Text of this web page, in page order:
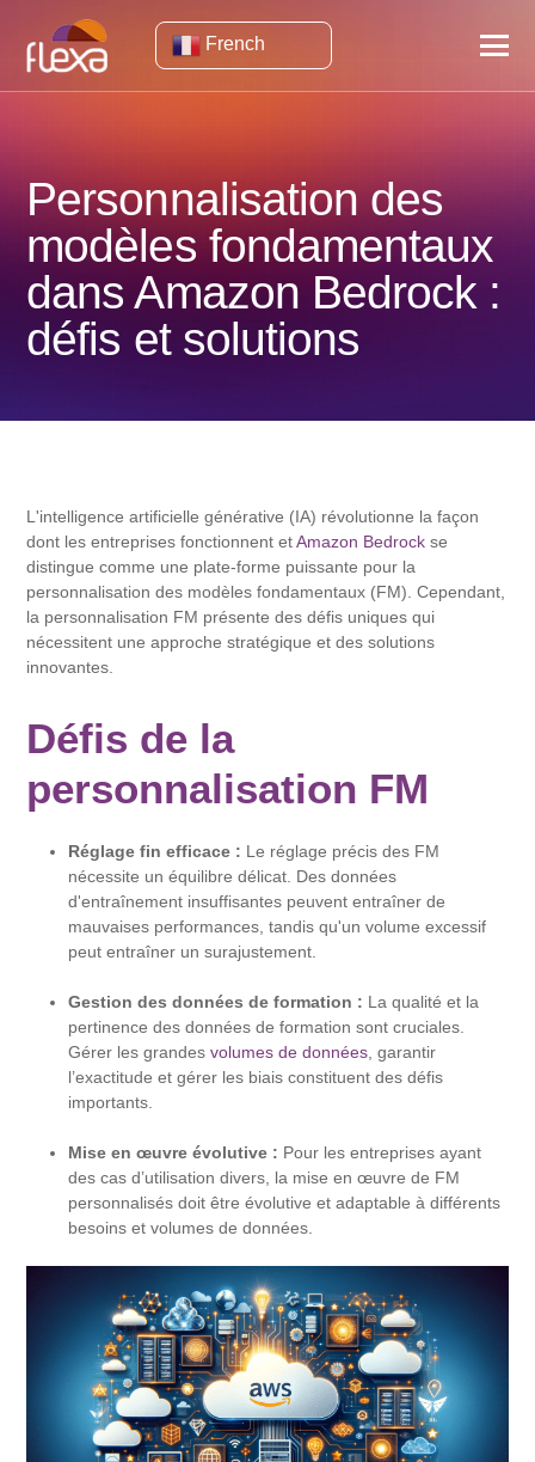
French
Personnalisation des
modèles fondamentaux
dans Amazon Bedrock :
défis et solutions
L'intelligence artificielle générative (IA) révolutionne la façon
dont les entreprises fonctionnent etAmazon Bedrock se
distingue comme une plate-forme puissante pour la
personnalisation des modèles fondamentaux (FM). Cependant,
la personnalisation FM présente des défis uniques qui
nécessitent une approche stratégique et des solutions
innovantes.
Défis de la
personnalisation FM
Réglage fin efficace : Le réglage précis des FM
nécessite un équilibre délicat. Des données
d'entraînement insuffisantes peuvent entraîner de
mauvaises performances, tandis qu'un volume excessif
peut entraîner un surajustement.
Gestion des données de formation : La qualité et la
pertinence des données de formation sont cruciales.
Gérer les grandesvolumes de données , garantir
l’exactitude et gérer les biais constituent des défis
importants.
Mise en œuvre évolutive : Pour les entreprises ayant
des cas d’utilisation divers, la mise en œuvre de FM
personnalisés doit être évolutive et adaptable à différents
besoins et volumes de données.